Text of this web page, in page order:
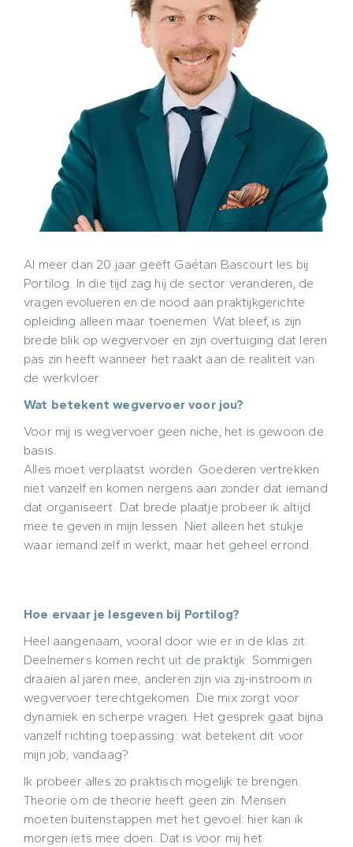
Al meer dan 20 jaar geeft Gaétan Bascourt les bij
Portilog. In die tijd zag hij de sector veranderen, de
vragen evolueren en de nood aan praktijkgerichte
opleiding alleen maar toenemen. Wat bleef, is zijn
brede blik op wegvervoer en zijn overtuiging dat leren
pas zin heeft wanneer het raakt aan de realiteit van
de werkvloer.
Wat betekent wegvervoer voor jou?
Voor mij is wegvervoer geen niche, het is gewoon de
basis.
Alles moet verplaatst worden. Goederen vertrekken
niet vanzelf en komen nergens aan zonder dat iemand
dat organiseert. Dat brede plaatje probeer ik altijd
mee te geven in mijn lessen. Niet alleen het stukje
waar iemand zelf in werkt, maar het geheel errond.
Hoe ervaar je lesgeven bij Portilog?
Heel aangenaam, vooral door wie er in de klas zit.
Deelnemers komen recht uit de praktijk. Sommigen
draaien al jaren mee, anderen zijn via zij-instroom in
wegvervoer terechtgekomen. Die mix zorgt voor
dynamiek en scherpe vragen. Het gesprek gaat bijna
vanzelf richting toepassing: wat betekent dit voor
mijn job, vandaag?
Ik probeer alles zo praktisch mogelijk te brengen.
Theorie om de theorie heeft geen zin. Mensen
moeten buitenstappen met het gevoel: hier kan ik
morgen iets mee doen. Dat is voor mij het